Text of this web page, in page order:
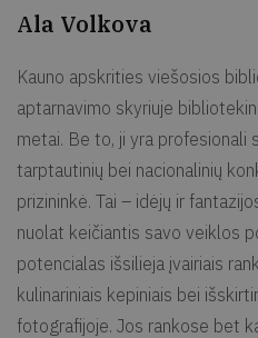
Ala Volkova
Kauno apskrities viešosios
aptarnavimo skyriuje
metai. Be to, ji yra profesionali
tarptautinių bei nacionalinių
prizininkė. Tai – idėjų ir
nuolat keičiantis savo veiklos
potencialas išsilieja įvairiais
kulinariniais kepiniais bei
fotografijoje. Jos rankose bet